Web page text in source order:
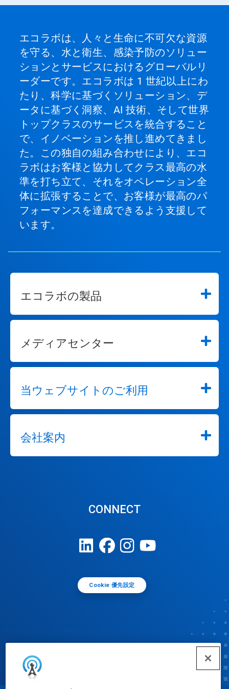
エコラボは、人々と生命に不可欠な資源
を守る、水と衛生、感染予防のソリュー
ションとサービスにおけるグローバルリ
ーダーです。エコラボは 1 世紀以上にわ
たり、科学に基づくソリューション、デ
ータに基づく洞察、AI 技術、そして世界
トップクラスのサービスを統合すること
で、イノベーションを推し進めてきまし
た。この独自の組み合わせにより、エコ
ラボはお客様と協力してクラス最高の水
準を打ち立て、それをオペレーション全
体に拡張することで、お客様が最高のパ
フォーマンスを達成できるよう支援して
います。
エコラボの製品
メディアセンター
当ウェブサイトのご利用
会社案内
CONNECT
Cookie 優先設定